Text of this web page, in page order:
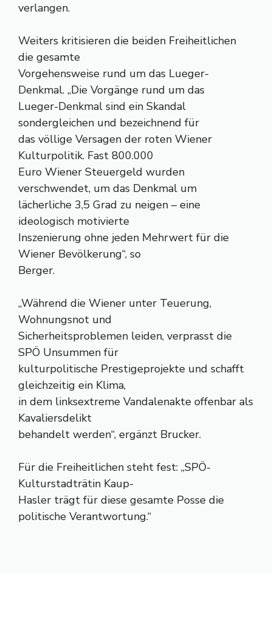
verlangen.
Weiters kritisieren die beiden Freiheitlichen
die gesamte
Vorgehensweise rund um das Lueger-
Denkmal. „Die Vorgänge rund um das
Lueger-Denkmal sind ein Skandal
sondergleichen und bezeichnend für
das völlige Versagen der roten Wiener
Kulturpolitik. Fast 800.000
Euro Wiener Steuergeld wurden
verschwendet, um das Denkmal um
lächerliche 3,5 Grad zu neigen – eine
ideologisch motivierte
Inszenierung ohne jeden Mehrwert für die
Wiener Bevölkerung“, so
Berger.
„Während die Wiener unter Teuerung,
Wohnungsnot und
Sicherheitsproblemen leiden, verprasst die
SPÖ Unsummen für
kulturpolitische Prestigeprojekte und schafft
gleichzeitig ein Klima,
in dem linksextreme Vandalenakte offenbar als
Kavaliersdelikt
behandelt werden“, ergänzt Brucker.
Für die Freiheitlichen steht fest: „SPÖ-
Kulturstadträtin Kaup-
Hasler trägt für diese gesamte Posse die
politische Verantwortung.“